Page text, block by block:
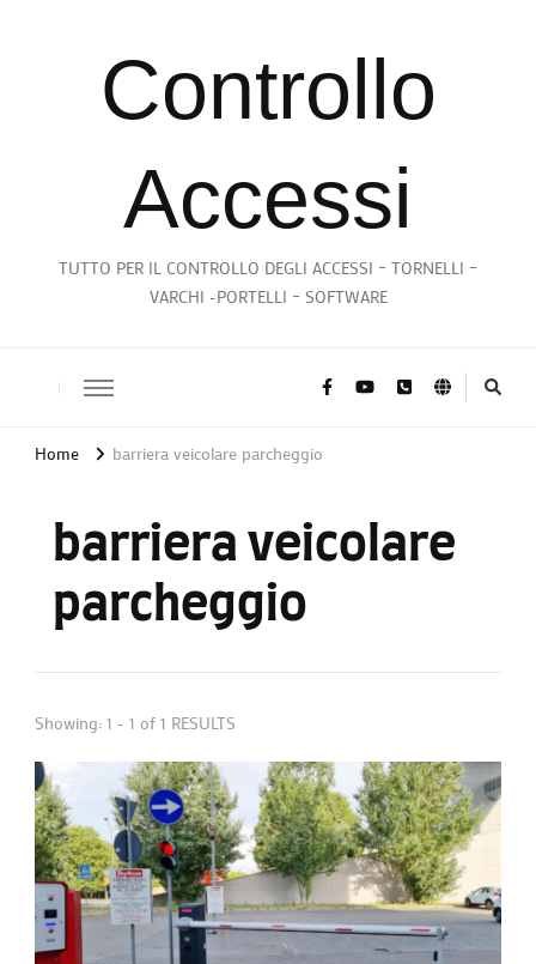
Controllo
Accessi
TUTTO PER IL CONTROLLO DEGLI ACCESSI – TORNELLI –
VARCHI -PORTELLI – SOFTWARE
Home barriera veicolare parcheggio
barriera veicolare
parcheggio
Showing: 1 - 1 of 1 RESULTS